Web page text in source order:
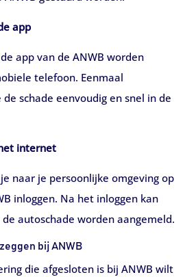
app
app van de ANWB worden
telefoon. Eenmaal
schade eenvoudig en snel in de
internet
naar je persoonlijke omgeving op
inloggen. Na het inloggen kan
autoschade worden aangemeld.
bij ANWB
die afgesloten is bij ANWB wilt